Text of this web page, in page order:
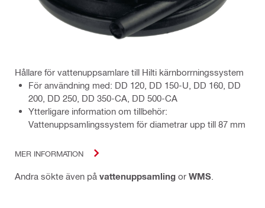
Hållare för vattenuppsamlare till Hilti kärnborrningssystem
För användning med: DD 120, DD 150-U, DD 160, DD
200, DD 250, DD 350-CA, DD 500-CA
Ytterligare information om tillbehör:
Vattenuppsamlingssystem för diametrar upp till 87 mm
MER INFORMATION
Andra sökte även på vattenuppsamling or WMS